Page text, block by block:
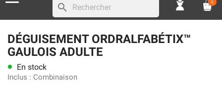
search 0
DÉGUISEMENT ORDRALFABÉTIX™
GAULOIS ADULTE
lens En stock
Inclus : Combinaison